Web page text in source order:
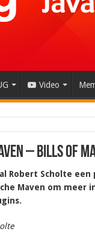
Video
– Bills of
Robert Scholte
Maven om meer